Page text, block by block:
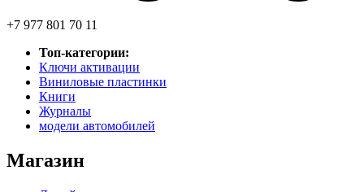
+7 977 801 70 11
Топ-категории:
Ключи активации
Виниловые пластинки
Книги
Журналы
модели автомобилей
Магазин